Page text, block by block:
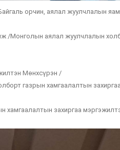
орчин, аялал жуулчлалын
/Монголын аялал жуулчлалын
Мөнхсүрэн /
газрын хамгаалалтын
хамгаалалтын захиргаа